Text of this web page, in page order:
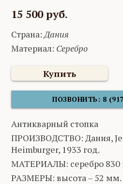
15 500 руб.
Страна:Дания
Материал: Серебро
Купить
ПОЗВОНИТЬ: 8
Антикварный стопка
ПРОИЗВОДСТВО: Дания,
Heimburger, 1933 год.
МАТЕРИАЛЫ: серебро 830
РАЗМЕРЫ: высота – 52 мм.